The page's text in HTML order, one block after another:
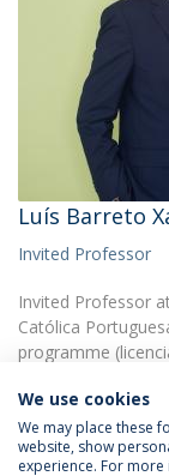
Luís Barreto
Invited Professor
Invited Professor
Católica
programme
We use cookies
We may place these
website, show
experience. For